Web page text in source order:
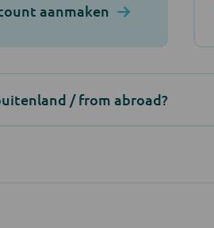
aanmaken
/ from abroad?